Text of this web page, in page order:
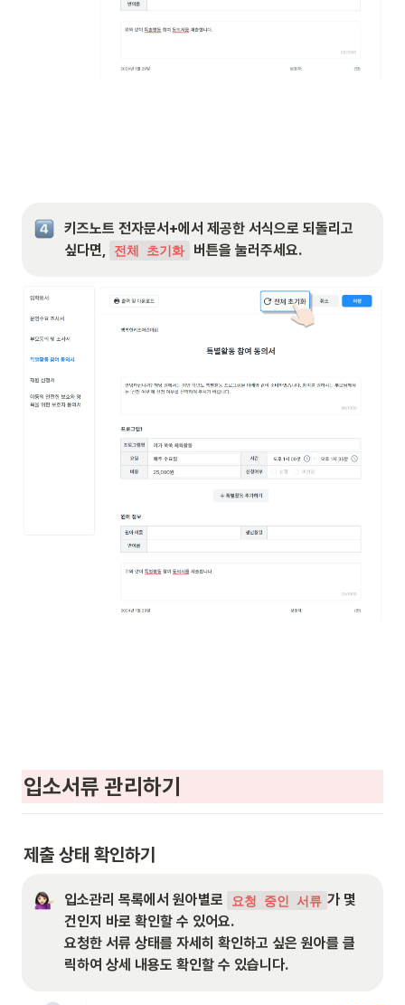
키즈노트 전자문서+에서 제공한 서식으로 되돌리고
싶다면,
전체 초기화 버튼을 눌러주세요.
입소서류 관리하기
제출 상태 확인하기
입소관리 목록에서 원아별로 요청 중인 서류 가 몇
건인지 바로 확인할 수 있어요.
요청한 서류 상태를 자세히 확인하고 싶은 원아를 클
릭하여 상세 내용도 확인할 수 있습니다.